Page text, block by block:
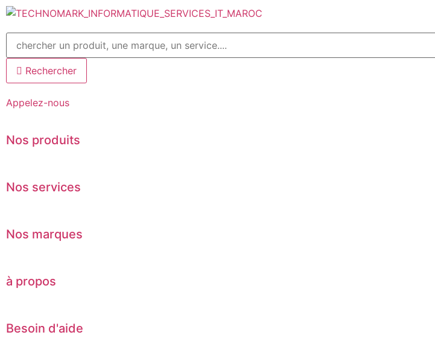
Aller
contenu
Rechercher
Appelez-nous
Nos produits
Nos services
Nos marques
à propos
Besoin d'aide